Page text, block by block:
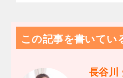
この記事を書いてい
長谷川